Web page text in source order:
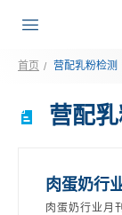
首页 营配乳粉检测
营配
肉蛋奶行
肉蛋奶行业月刊